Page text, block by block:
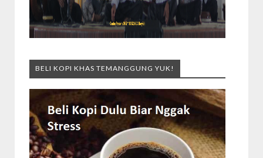
BELI KOPI KHAS TEMANGGUNG YUK!